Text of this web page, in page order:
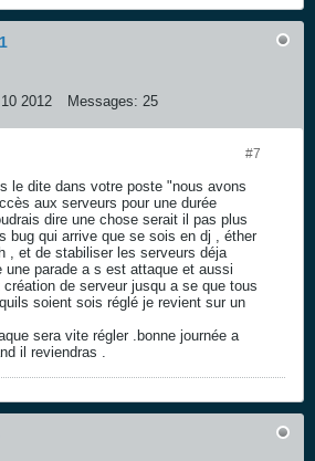
10 2012 Messages: 25
#7
le dite dans votre poste "nous avons
aux serveurs pour une durée
dire une chose serait il pas plus
bug qui arrive que se sois en dj , éther
, et de stabiliser les serveurs déja
une parade a s est attaque et aussi
de serveur jusqu a se que tous
soient sois réglé je revient sur un
sera vite régler .bonne journée a
il reviendras .